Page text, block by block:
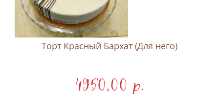
Торт Красный Бархат (Для него)
4950,00 p.